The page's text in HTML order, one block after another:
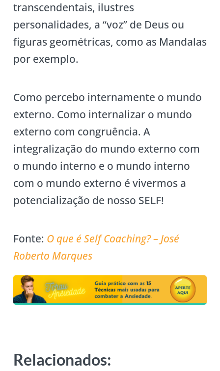
transcendentais, ilustres
personalidades, a “voz” de Deus ou
figuras geométricas, como as Mandalas
por exemplo.
Como percebo internamente o mundo
externo. Como internalizar o mundo
externo com congruência. A
integralização do mundo externo com
o mundo interno e o mundo interno
com o mundo externo é vivermos a
potencialização de nosso SELF!
Fonte: O que é Self Coaching? – José
Roberto Marques
Relacionados: